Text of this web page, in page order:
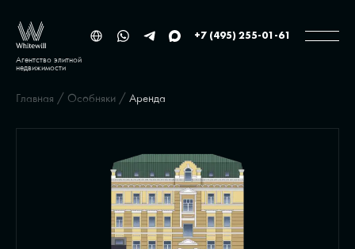
Агентство элитной
недвижимости
+7 (495) 255-01-61
Главная / Особняки / Аренда